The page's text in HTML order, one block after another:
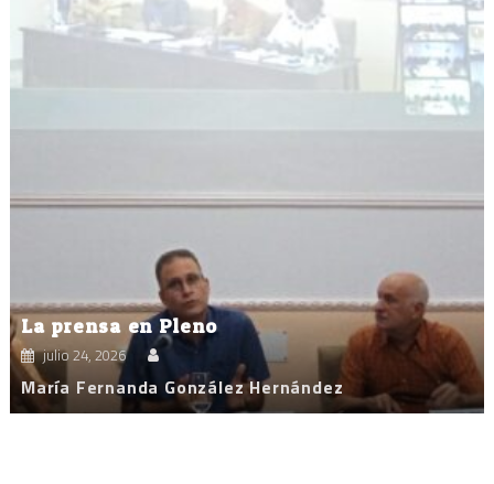
La prensa en Pleno
julio 24, 2026
María Fernanda González Hernández